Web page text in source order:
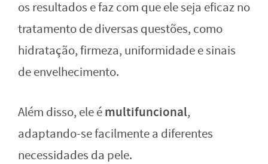
os resultados e faz com que ele seja eficaz no
tratamento de diversas questões, como
hidratação, firmeza, uniformidade e sinais
de envelhecimento.
Além disso, ele émultifuncional,
adaptando-se facilmente a diferentes
necessidades da pele.